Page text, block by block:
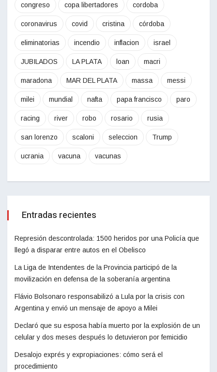
congreso copa libertadores cordoba
coronavirus covid cristina córdoba
eliminatorias incendio inflacion israel
JUBILADOS LA PLATA loan macri
maradona MAR DEL PLATA massa messi
milei mundial nafta papa francisco paro
racing river robo rosario rusia
san lorenzo scaloni seleccion Trump
ucrania vacuna vacunas
Entradas recientes
Represión descontrolada: 1500 heridos por una Policía que
llegó a disparar entre autos en el Obelisco
La Liga de Intendentes de la Provincia participó de la
movilización en defensa de la soberanía argentina
Flávio Bolsonaro responsabilizó a Lula por la crisis con
Argentina y envió un mensaje de apoyo a Milei
Declaró que su esposa había muerto por la explosión de un
celular y dos meses después lo detuvieron por femicidio
Desalojo exprés y expropiaciones: cómo será el
procedimiento